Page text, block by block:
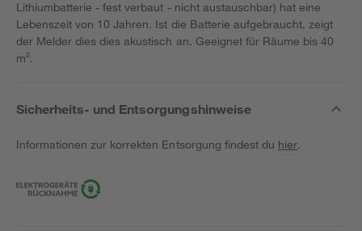
Lithiumbatterie - fest verbaut - nicht austauschbar) hat eine
Lebenszeit von 10 Jahren. Ist die Batterie aufgebraucht, zeigt
der Melder dies dies akustisch an. Geeignet für Räume bis 40
m².
Sicherheits- und Entsorgungshinweise
Informationen zur korrekten Entsorgung findest du hier.